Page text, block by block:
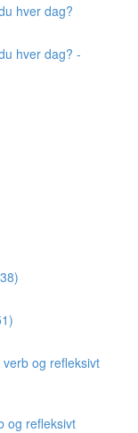
hver dag?
hver dag? -
og refleksivt
og refleksivt